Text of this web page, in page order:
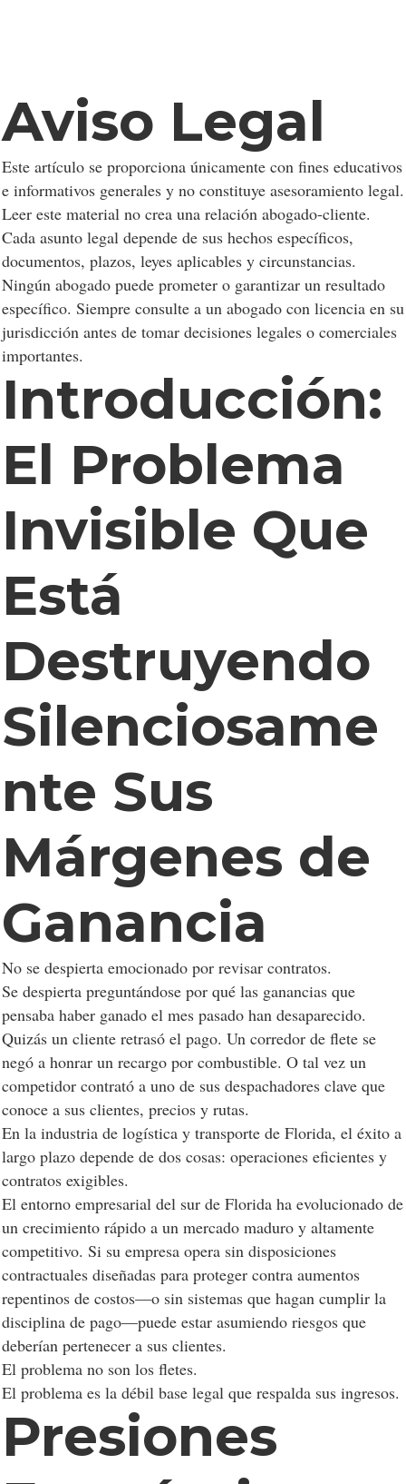
Aviso Legal
Este artículo se proporciona únicamente con fines educativos
e informativos generales y no constituye asesoramiento legal.
Leer este material no crea una relación abogado-cliente.
Cada asunto legal depende de sus hechos específicos,
documentos, plazos, leyes aplicables y circunstancias.
Ningún abogado puede prometer o garantizar un resultado
específico. Siempre consulte a un abogado con licencia en su
jurisdicción antes de tomar decisiones legales o comerciales
importantes.
Introducción:
El Problema
Invisible Que
Está
Destruyendo
Silenciosame
nte Sus
Márgenes de
Ganancia
No se despierta emocionado por revisar contratos.
Se despierta preguntándose por qué las ganancias que
pensaba haber ganado el mes pasado han desaparecido.
Quizás un cliente retrasó el pago. Un corredor de flete se
negó a honrar un recargo por combustible. O tal vez un
competidor contrató a uno de sus despachadores clave que
conoce a sus clientes, precios y rutas.
En la industria de logística y transporte de Florida, el éxito a
largo plazo depende de dos cosas: operaciones eficientes y
contratos exigibles.
El entorno empresarial del sur de Florida ha evolucionado de
un crecimiento rápido a un mercado maduro y altamente
competitivo. Si su empresa opera sin disposiciones
contractuales diseñadas para proteger contra aumentos
repentinos de costos—o sin sistemas que hagan cumplir la
disciplina de pago—puede estar asumiendo riesgos que
deberían pertenecer a sus clientes.
El problema no son los fletes.
El problema es la débil base legal que respalda sus ingresos.
Presiones